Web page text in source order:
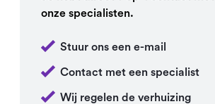
onze specialisten.
Stuur ons een e-mail
Contact met een specialist
Wij regelen de verhuizing